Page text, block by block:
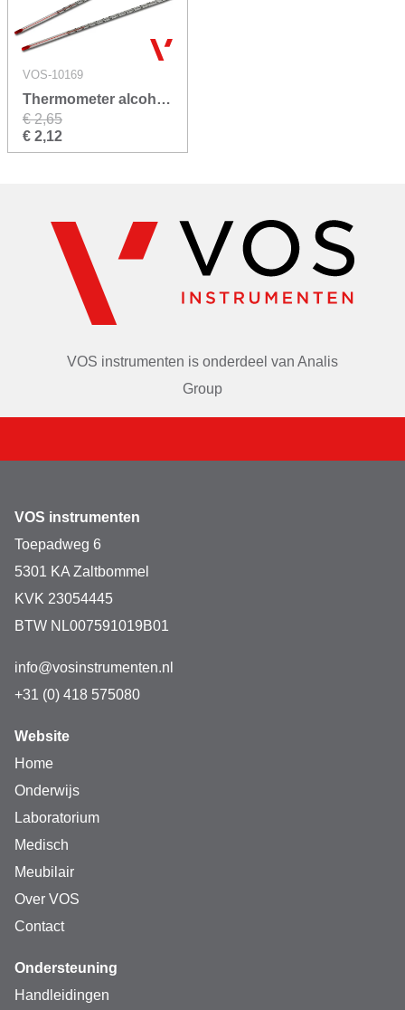
VOS-10169
Thermometer alcohol -10 +110 °C VOS
€ 2,65
€ 2,12
VOS instrumenten is onderdeel van Analis
Group
VOS instrumenten
Toepadweg 6
5301 KA Zaltbommel
KVK 23054445
BTW NL007591019B01
info@vosinstrumenten.nl
+31 (0) 418 575080
Website
Home
Onderwijs
Laboratorium
Medisch
Meubilair
Over VOS
Contact
Ondersteuning
Handleidingen